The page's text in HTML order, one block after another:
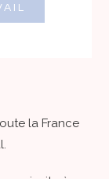
la France